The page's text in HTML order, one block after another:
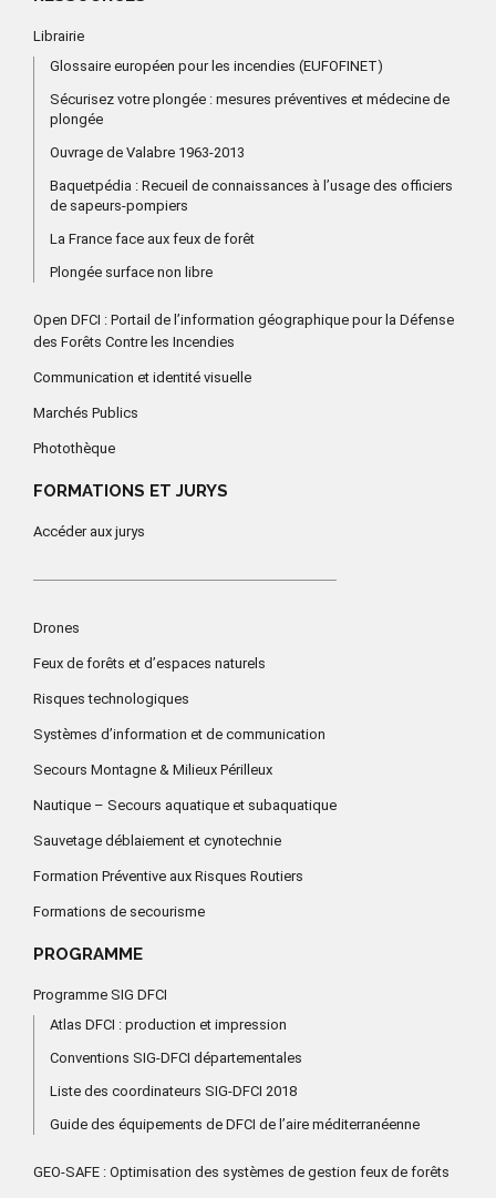
Librairie
Glossaire européen pour les incendies (EUFOFINET)
Sécurisez votre plongée : mesures préventives et médecine de
plongée
Ouvrage de Valabre 1963-2013
Baquetpédia : Recueil de connaissances à l’usage des officiers
de sapeurs-pompiers
La France face aux feux de forêt
Plongée surface non libre
Open DFCI : Portail de l’information géographique pour la Défense
des Forêts Contre les Incendies
Communication et identité visuelle
Marchés Publics
Photothèque
FORMATIONS ET JURYS
Accéder aux jurys
Drones
Feux de forêts et d’espaces naturels
Risques technologiques
Systèmes d’information et de communication
Secours Montagne & Milieux Périlleux
Nautique – Secours aquatique et subaquatique
Sauvetage déblaiement et cynotechnie
Formation Préventive aux Risques Routiers
Formations de secourisme
PROGRAMME
Programme SIG DFCI
Atlas DFCI : production et impression
Conventions SIG-DFCI départementales
Liste des coordinateurs SIG-DFCI 2018
Guide des équipements de DFCI de l’aire méditerranéenne
GEO-SAFE : Optimisation des systèmes de gestion feux de forêts